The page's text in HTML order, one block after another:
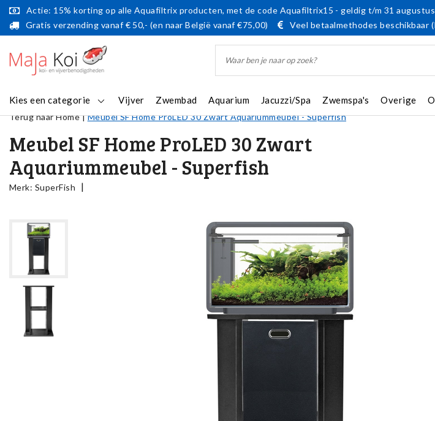
Actie: 15% korting op alle Aquafiltrix producten, met de code Aquafiltrix15 - geldig t/m 31
Gratis verzending vanaf € 50,- (en naar België vanaf €75,00)
Veel betaalmethodes beschikbaar
Kies een categorie Vijver Zwembad Aquarium Jacuzzi/Spa Zwemspa's Overige
Terug naar Home|Meubel SF Home ProLED 30 Zwart Aquariummeubel - Superfish
Meubel SF Home ProLED 30 Zwart
Aquariummeubel - Superfish
Merk: SuperFish |